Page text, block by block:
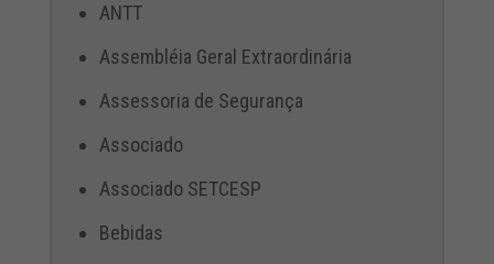
ANTT
Assembléia Geral Extraordinária
Assessoria de Segurança
Associado
Associado SETCESP
Bebidas